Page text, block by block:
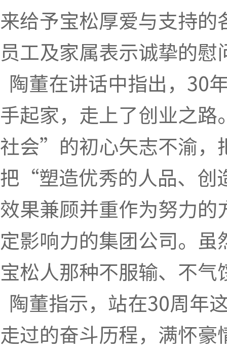
来给予宝松厚爱与支持的
员工及家属表示诚挚的慰
陶董在讲话中指出，30
手起家，走上了创业之
社会”的初心矢志不渝，
把“塑造优秀的人品、创
效果兼顾并重作为努力的
定影响力的集团公司。
宝松人那种不服输、不气
陶董指示，站在30周年
走过的奋斗历程，满怀